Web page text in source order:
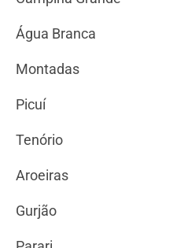
Água Branca
Montadas
Picuí
Tenório
Aroeiras
Gurjão